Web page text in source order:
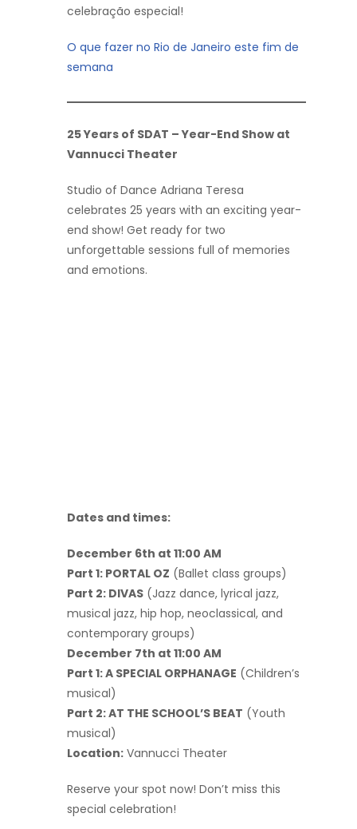
celebração especial!
O que fazer no Rio de Janeiro este fim de
semana
25 Years of SDAT – Year-End Show at
Vannucci Theater
Studio of Dance Adriana Teresa
celebrates 25 years with an exciting year-
end show! Get ready for two
unforgettable sessions full of memories
and emotions.
Dates and times:
December 6th at 11:00 AM
Part 1: PORTAL OZ (Ballet class groups)
Part 2: DIVAS (Jazz dance, lyrical jazz,
musical jazz, hip hop, neoclassical, and
contemporary groups)
December 7th at 11:00 AM
Part 1: A SPECIAL ORPHANAGE (Children’s
musical)
Part 2: AT THE SCHOOL’S BEAT (Youth
musical)
Location: Vannucci Theater
Reserve your spot now! Don’t miss this
special celebration!